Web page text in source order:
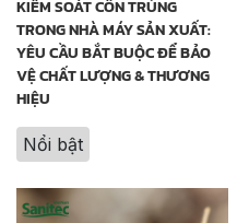
KIỂM SOÁT CÔN TRÙNG
TRONG NHÀ MÁY SẢN XUẤT:
YÊU CẦU BẮT BUỘC ĐỂ BẢO
VỆ CHẤT LƯỢNG & THƯƠNG
HIỆU
Nổi bật